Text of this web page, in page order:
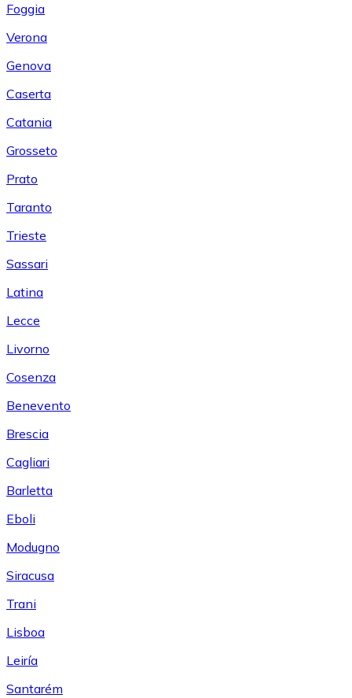
Foggia
Verona
Genova
Caserta
Catania
Grosseto
Prato
Taranto
Trieste
Sassari
Latina
Lecce
Livorno
Cosenza
Benevento
Brescia
Cagliari
Barletta
Eboli
Modugno
Siracusa
Trani
Lisboa
Leiría
Santarém